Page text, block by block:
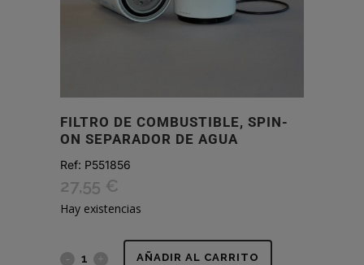
FILTRO DE COMBUSTIBLE, SPIN-
ON SEPARADOR DE AGUA
Ref: P551856
27,55 €
Hay existencias
FILTRO AÑADIR AL CARRITO